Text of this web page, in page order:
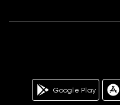
Google Play